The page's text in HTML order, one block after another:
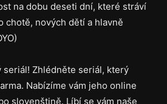
na dobu deseti dní, které stráví
chotě, nových dětí a hlavně
Zhlédněte seriál, který
Nabízíme vám jeho online
slovenštině. Líbí se vám naše